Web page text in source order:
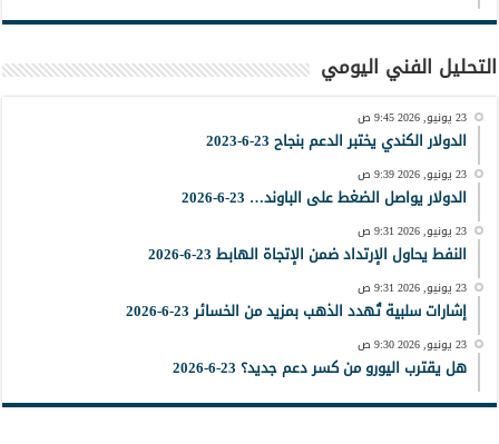
التحليل الفني اليومي
23 يونيو, 2026 9:45 ص
الدولار الكندي يختبر الدعم بنجاح 23-6-2023
23 يونيو, 2026 9:39 ص
الدولار يواصل الضغط على الباوند… 23-6-2026
23 يونيو, 2026 9:31 ص
النفط يحاول الإرتداد ضمن الإتجاة الهابط 23-6-2026
23 يونيو, 2026 9:31 ص
إشارات سلبية تُهدد الذهب بمزيد من الخسائر 23-6-2026
23 يونيو, 2026 9:30 ص
هل يقترب اليورو من كسر دعم جديد؟ 23-6-2026